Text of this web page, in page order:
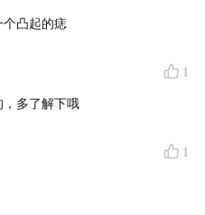
凸起的痣
1
多了解下哦
1